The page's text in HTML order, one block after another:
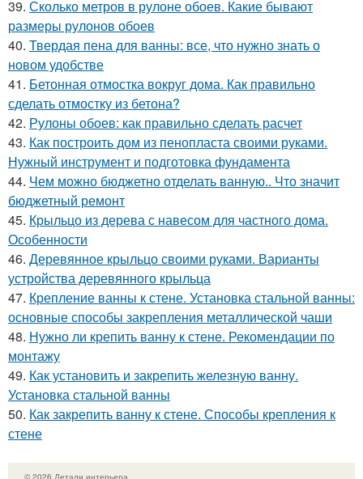
39. Сколько метров в рулоне обоев. Какие бывают
размеры рулонов обоев
40. Твердая пена для ванны: все, что нужно знать о
новом удобстве
41. Бетонная отмостка вокруг дома. Как правильно
сделать отмостку из бетона?
42. Рулоны обоев: как правильно сделать расчет
43. Как построить дом из пенопласта своими руками.
Нужный инструмент и подготовка фундамента
44. Чем можно бюджетно отделать ванную.. Что значит
бюджетный ремонт
45. Крыльцо из дерева с навесом для частного дома.
Особенности
46. Деревянное крыльцо своими руками. Варианты
устройства деревянного крыльца
47. Крепление ванны к стене. Установка стальной ванны:
основные способы закрепления металлической чаши
48. Нужно ли крепить ванну к стене. Рекомендации по
монтажу
49. Как установить и закрепить железную ванну.
Установка стальной ванны
50. Как закрепить ванну к стене. Способы крепления к
стене
© 2026 Детали интерьера